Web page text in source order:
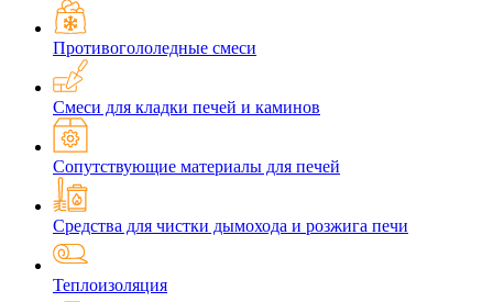
Противогололедные смеси
Смеси для кладки печей и каминов
Сопутствующие материалы для печей
Средства для чистки дымохода и розжига печи
Теплоизоляция